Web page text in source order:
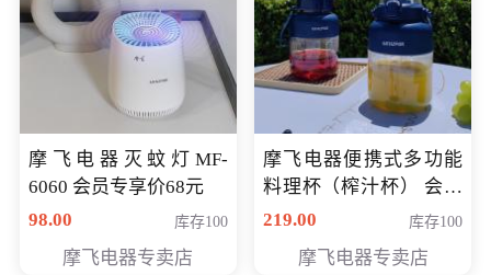
摩飞电器灭蚊灯MF-
6060 会员专享价68元
98.00
库存100
摩飞电器专卖店
摩飞电器便携式多功能
料理杯（榨汁杯） 会员
专享价118元
219.00 库存100
摩飞电器专卖店